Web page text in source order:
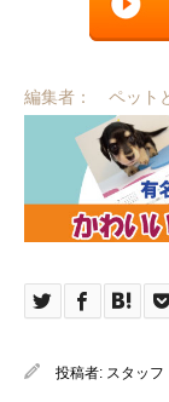
編集者： ペット
投稿者: スタッフ